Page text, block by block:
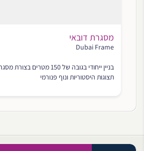
מסגרת דובאי
Dubai Frame
בניין ייחודי בגובה של 150
תצוגות היסטוריות ונוף פנורמי